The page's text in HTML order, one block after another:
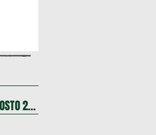
FIESTA DALVIN LA MELODÍA 7 DE AGOSTO 2026